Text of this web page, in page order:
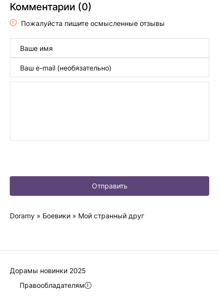
Комментарии (0)
Пожалуйста пишите осмысленные отзывы
Отправить
Doramy » Боевики » Мой странный друг
Дорамы новинки 2025
Правообладателям